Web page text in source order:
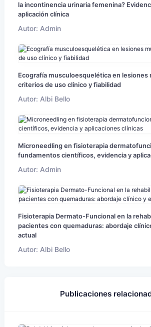
la incontinencia urinaria femenina?
aplicación clínica
Autor: Admin
Ecografía musculoesquelética en lesiones
criterios de uso clínico y fiabilidad
Autor: Albi Bello
Microneedling en fisioterapia
fundamentos científicos, evidencia y
Autor: Admin
Fisioterapia Dermato-Funcional en la
pacientes con quemaduras: abordaje
actual
Autor: Albi Bello
Publicaciones